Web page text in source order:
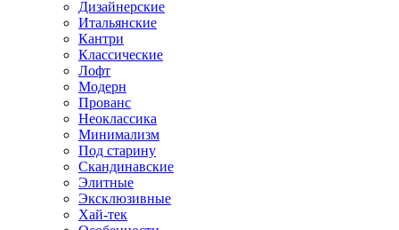
Дизайнерские
Итальянские
Кантри
Классические
Лофт
Модерн
Прованс
Неоклассика
Минимализм
Под старину
Скандинавские
Элитные
Эксклюзивные
Хай-тек